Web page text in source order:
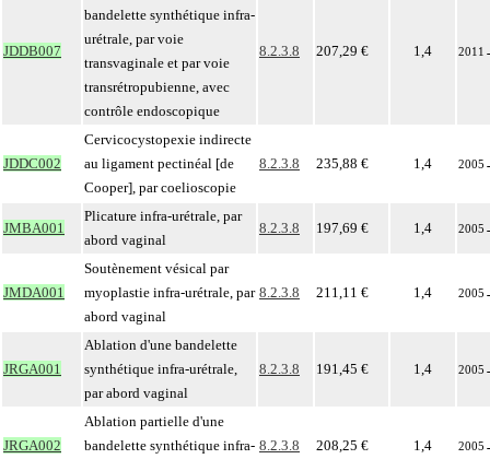
JDDB007
bandelette synthétique infra-
urétrale, par voie
transvaginale et par voie
transrétropubienne, avec
contrôle endoscopique
8.2.3.8 207,29 € 1,4 2011
JDDC002
Cervicocystopexie indirecte
au ligament pectinéal [de
Cooper], par coelioscopie
8.2.3.8 235,88 € 1,4 2005
JMBA001
Plicature infra-urétrale, par
abord vaginal
8.2.3.8 197,69 € 1,4 2005
JMDA001
Soutènement vésical par
myoplastie infra-urétrale, par
abord vaginal
8.2.3.8 211,11 € 1,4 2005
JRGA001
Ablation d'une bandelette
synthétique infra-urétrale,
par abord vaginal
8.2.3.8 191,45 € 1,4 2005
JRGA002
Ablation partielle d'une
bandelette synthétique infra- 8.2.3.8 208,25 € 1,4 2005